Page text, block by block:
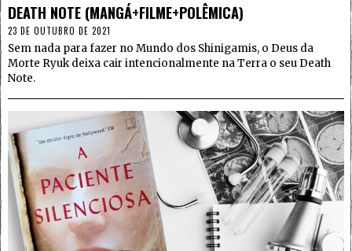
DEATH NOTE (MANGÁ+FILME+POLÊMICA)
23 DE OUTUBRO DE 2021
Sem nada para fazer no Mundo dos Shinigamis, o Deus da
Morte Ryuk deixa cair intencionalmente na Terra o seu Death
Note.